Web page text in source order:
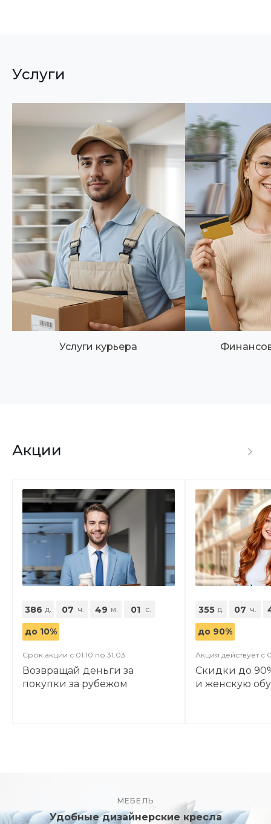
Услуги
Услуги курьера
Акции
386 д. 07 ч. 48 м. 59 с.
до 10%
Срок акции с 01.10 по 31.03
Возвращай деньги за
покупки за рубежом
355 д. 07 ч.
до 90%
Акция действует с
Скидки до
и женскую
МЕБЕЛЬ
Удобные дизайнерские кресла